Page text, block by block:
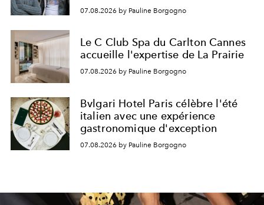
07.08.2026 by Pauline Borgogno
Le C Club Spa du Carlton Cannes
accueille l'expertise de La Prairie
07.08.2026 by Pauline Borgogno
Bvlgari Hotel Paris célèbre l'été
italien avec une expérience
gastronomique d'exception
07.08.2026 by Pauline Borgogno